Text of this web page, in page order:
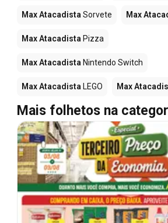
Max Atacadista Sorvete Max
Max Atacadista Pizza
Max Atacadista Nintendo Switch
Max Atacadista LEGO Max
Mais folhetos na